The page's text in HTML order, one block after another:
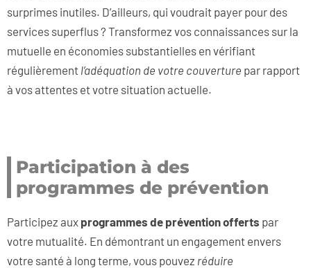
surprimes inutiles. D’ailleurs, qui voudrait payer pour des
services superflus ? Transformez vos connaissances sur la
mutuelle en économies substantielles en vérifiant
régulièrement l’adéquation de votre couverture par rapport
à vos attentes et votre situation actuelle.
Participation à des
programmes de prévention
Participez aux programmes de prévention offerts par
votre mutualité. En démontrant un engagement envers
votre santé à long terme, vous pouvez réduire